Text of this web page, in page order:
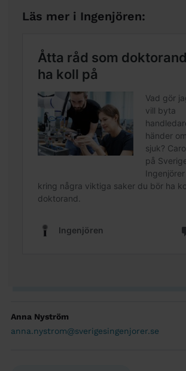
Läs mer i Ingenjören:
Anna Nyström
anna.nystrom@sverigesingenjorer.se